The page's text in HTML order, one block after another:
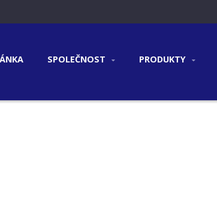
SPOLEČNOST PRODUKTY